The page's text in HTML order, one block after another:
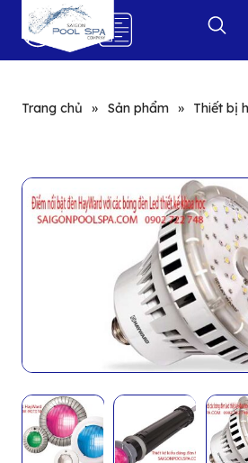
0
Trang chủ » Sản phẩm » Thiết bị